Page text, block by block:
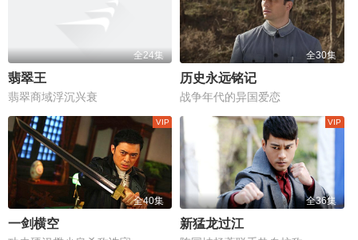
全24集
翡翠王
翡翠商域浮沉兴衰
全30集
历史永远铭记
战争年代的异国爱恋
全40集
一剑横空
全36集
新猛龙过江